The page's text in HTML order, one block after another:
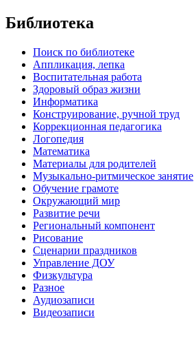
Библиотека
Поиск по библиотеке
Аппликация, лепка
Воспитательная работа
Здоровый образ жизни
Информатика
Конструирование, ручной труд
Коррекционная педагогика
Логопедия
Математика
Материалы для родителей
Музыкально-ритмическое занятие
Обучение грамоте
Окружающий мир
Развитие речи
Региональный компонент
Рисование
Сценарии праздников
Управление ДОУ
Физкультура
Разное
Аудиозаписи
Видеозаписи